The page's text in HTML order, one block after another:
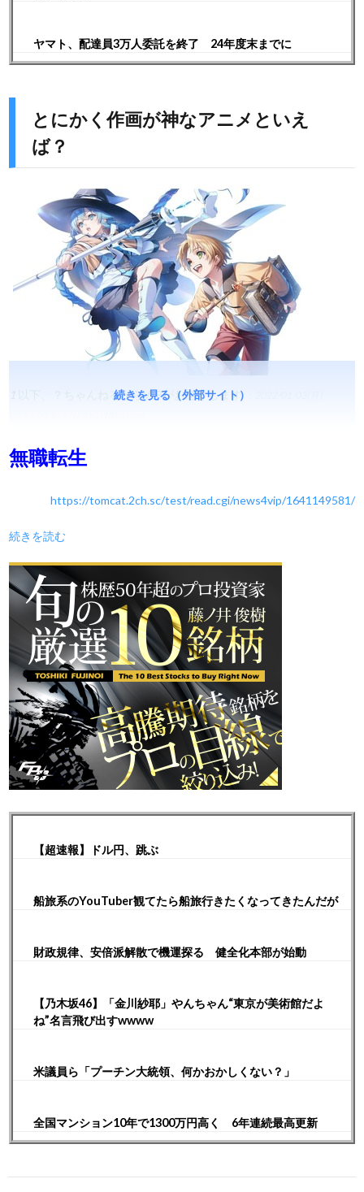
ヤマト、配達員3万人委託を終了 24年度末までに
とにかく作画が神なアニメといえ
ば？
以下、？ちゃんねるからVIPがお送りします
無職転生
https://tomcat.2ch.sc/test/read.cgi/news4vip/1641149581/
続きを読む
続きを見る（外部サイト）
【超速報】ドル円、跳ぶ
船旅系のYouTuber観てたら船旅行きたくなってきたんだが
財政規律、安倍派解散で機運探る 健全化本部が始動
【乃木坂46】「金川紗耶」やんちゃん“東京が美術館だよ
ね”名言飛び出すwwww
米議員ら「プーチン大統領、何かおかしくない？」
全国マンション10年で1300万円高く 6年連続最高更新